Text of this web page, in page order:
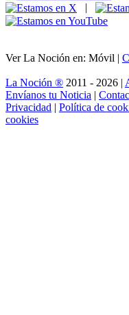
|
Ver La Noción en: Móvil |
La Noción ® 2011 - 2026 |
Envíanos tu Noticia |
Privacidad | Política de
cookies